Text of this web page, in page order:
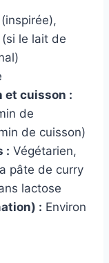
le lait de
et cuisson :
de
de cuisson)
: Végétarien,
pâte de curry
lactose
: Environ